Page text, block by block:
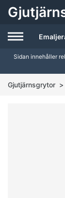
i
Sidan innehåller
Gjutjärnsgrytor >